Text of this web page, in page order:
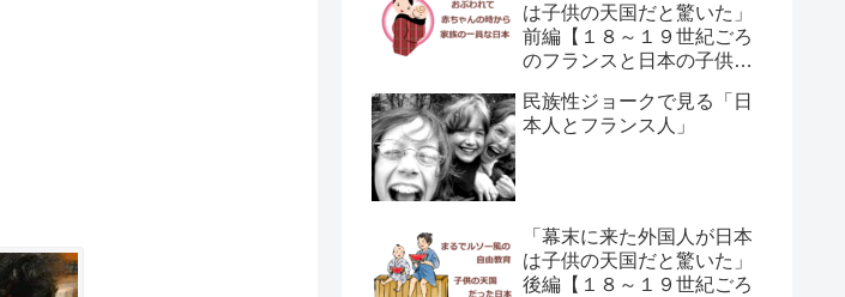
は子供の天国だと驚いた」
前編【１８～１９世紀ごろ
のフランスと日本の子供の
民族性ジョークで見る「日
本人とフランス人」
「幕末に来た外国人が日本
は子供の天国だと驚いた」
後編【１８～１９世紀ごろ